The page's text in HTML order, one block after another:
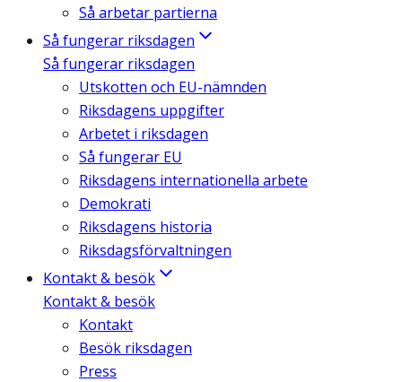
Så arbetar partierna
Så fungerar riksdagen
Så fungerar riksdagen
Utskotten och EU-nämnden
Riksdagens uppgifter
Arbetet i riksdagen
Så fungerar EU
Riksdagens internationella arbete
Demokrati
Riksdagens historia
Riksdagsförvaltningen
Kontakt & besök
Kontakt & besök
Kontakt
Besök riksdagen
Press